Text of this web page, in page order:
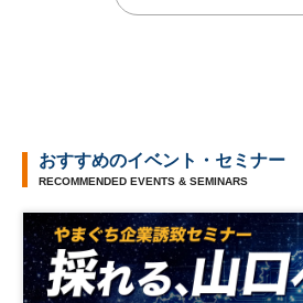
おすすめのイベント・セミナー
RECOMMENDED EVENTS & SEMINARS